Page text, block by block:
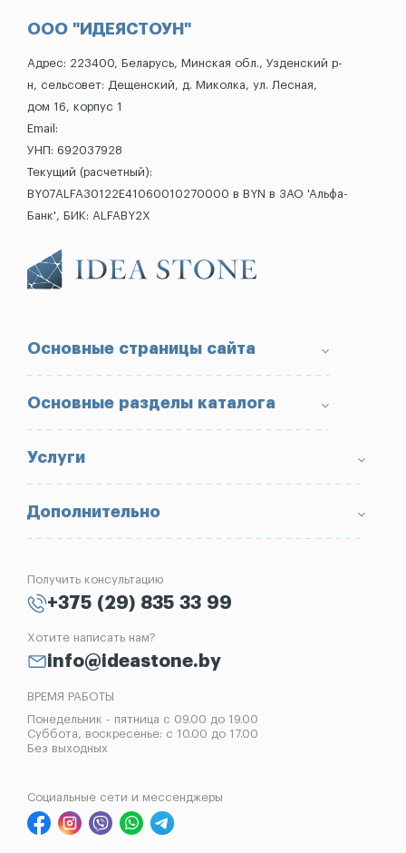
ООО "ИДЕЯСТОУН"
Адрес: 223400, Беларусь, Минская обл., Узденский р-
н, сельсовет: Дещенский, д. Миколка, ул. Лесная,
дом 16, корпус 1
Email:
УНП: 692037928
Текущий (расчетный):
BY07ALFA30122E41060010270000 в BYN в ЗАО 'Альфа-
Банк', БИК: ALFABY2X
Основные страницы сайта
О компании
Доставка и оплата
Условия возврата товара
Портфолио
Вопрос-Ответ
Блог
Контакты
Основные разделы каталога
Памятники
Ограды
Надгробные плиты
Вазы
Услуги
Благоустройство могил
Изготовление памятников
Рассрочка на памятник
Реставрация памятников
Демонтаж памятников
Дополнительно
Получить консультацию
+375 (29) 835 33 99
Хотите написать нам?
info@ideastone.by
ВРЕМЯ РАБОТЫ
Понедельник - пятница с 09.00 до 19.00
Суббота, воскресенье: с 10.00 до 17.00
Без выходных
Социальные сети и мессенджеры